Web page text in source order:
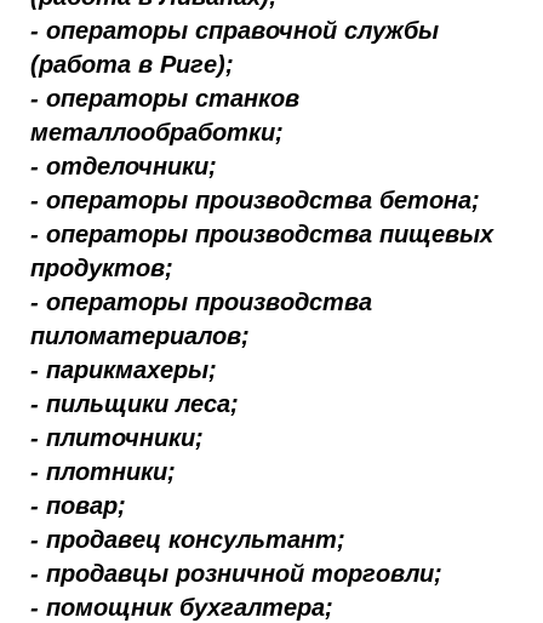
- операторы справочной службы
(работа в Риге);
- операторы станков
металлообработки;
- отделочники;
- операторы производства бетона;
- операторы производства пищевых
продуктов;
- операторы производства
пиломатериалов;
- парикмахеры;
- пильщики леса;
- плиточники;
- плотники;
- повар;
- продавец консультант;
- продавцы розничной торговли;
- помощник бухгалтера;